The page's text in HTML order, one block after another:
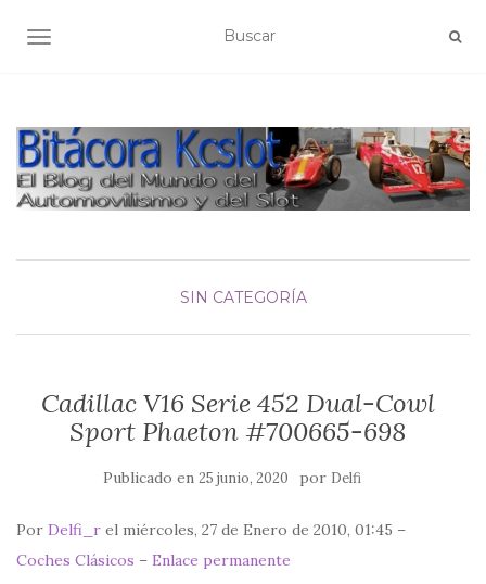
ALTERNAR NAVEGACIÓN
SIN CATEGORÍA
Cadillac V16 Serie 452 Dual-Cowl
Sport Phaeton #700665-698
Publicado en 25 junio, 2020 por Delfi
Por Delfi_r el miércoles, 27 de Enero de 2010, 01:45 –
Coches Clásicos – Enlace permanente